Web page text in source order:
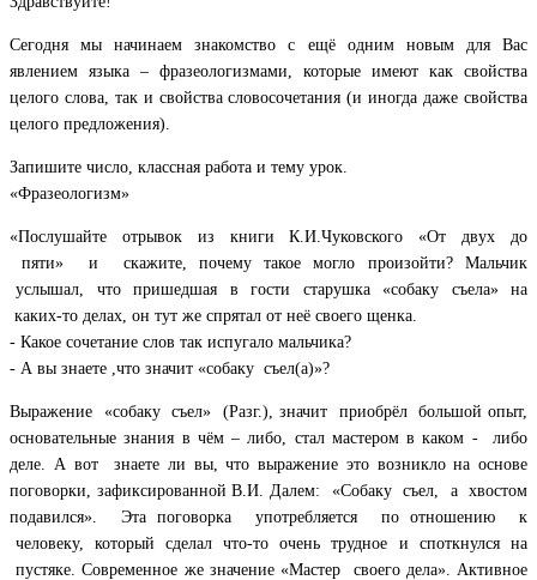
Сегодня мы начинаем знакомство с ещё одним новым для Вас
явлением языка – фразеологизмами, которые имеют как свойства
целого слова, так и свойства словосочетания (и иногда даже свойства
целого предложения).
Запишите число, классная работа и тему урок.
«Фразеологизм»
«Послушайте отрывок из книги К.И.Чуковского «От двух до
пяти» и скажите, почему такое могло произойти? Мальчик
услышал, что пришедшая в гости старушка «собаку съела» на
каких-то делах, он тут же спрятал от неё своего щенка.
- Какое сочетание слов так испугало мальчика?
- А вы знаете ,что значит «собаку съел(а)»?
Выражение «собаку съел» (Разг.), значит приобрёл большой опыт,
основательные знания в чём – либо, стал мастером в каком - либо
деле. А вот знаете ли вы, что выражение это возникло на основе
поговорки, зафиксированной В.И. Далем: «Собаку съел, а хвостом
подавился». Эта поговорка употребляется по отношению к
человеку, который сделал что-то очень трудное и споткнулся на
пустяке. Современное же значение «Мастер своего дела». Активное